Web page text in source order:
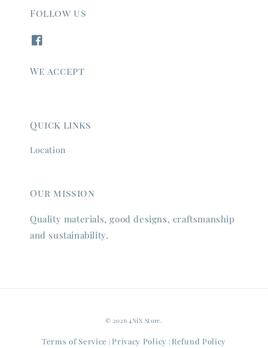
Follow us
We accept
Quick links
Location
Our mission
Quality materials, good designs, craftsmanship
and sustainability.
© 2026 4NiX Store.
Terms of Service | Privacy Policy | Refund Policy